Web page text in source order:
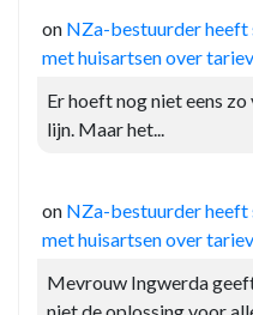
on NZa-bestuurder heeft
met huisartsen over
Er hoeft nog niet eens
lijn. Maar het...
on NZa-bestuurder heeft
met huisartsen over
Mevrouw Ingwerda